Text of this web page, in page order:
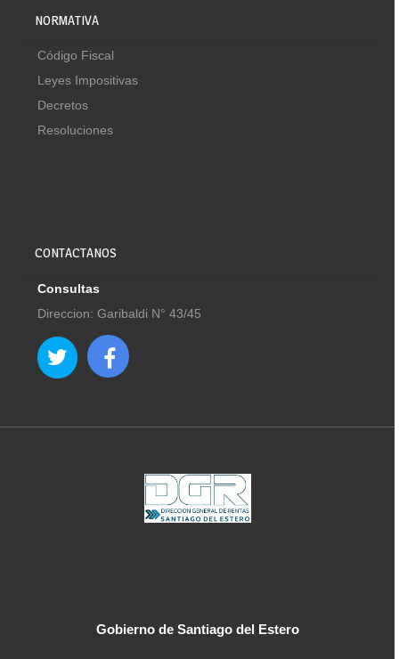
NORMATIVA
Código Fiscal
Leyes Impositivas
Decretos
Resoluciones
CONTACTANOS
Consultas
Direccion: Garibaldi N° 43/45
Gobierno de Santiago del Estero